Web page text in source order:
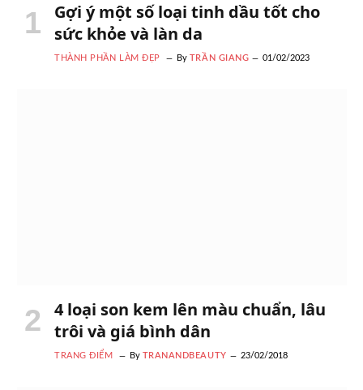
Gợi ý một số loại tinh dầu tốt cho
sức khỏe và làn da
THÀNH PHẦN LÀM ĐẸP By TRẦN GIANG 01/02/2023
4 loại son kem lên màu chuẩn, lâu
trôi và giá bình dân
TRANG ĐIỂM By TRANANDBEAUTY 23/02/2018